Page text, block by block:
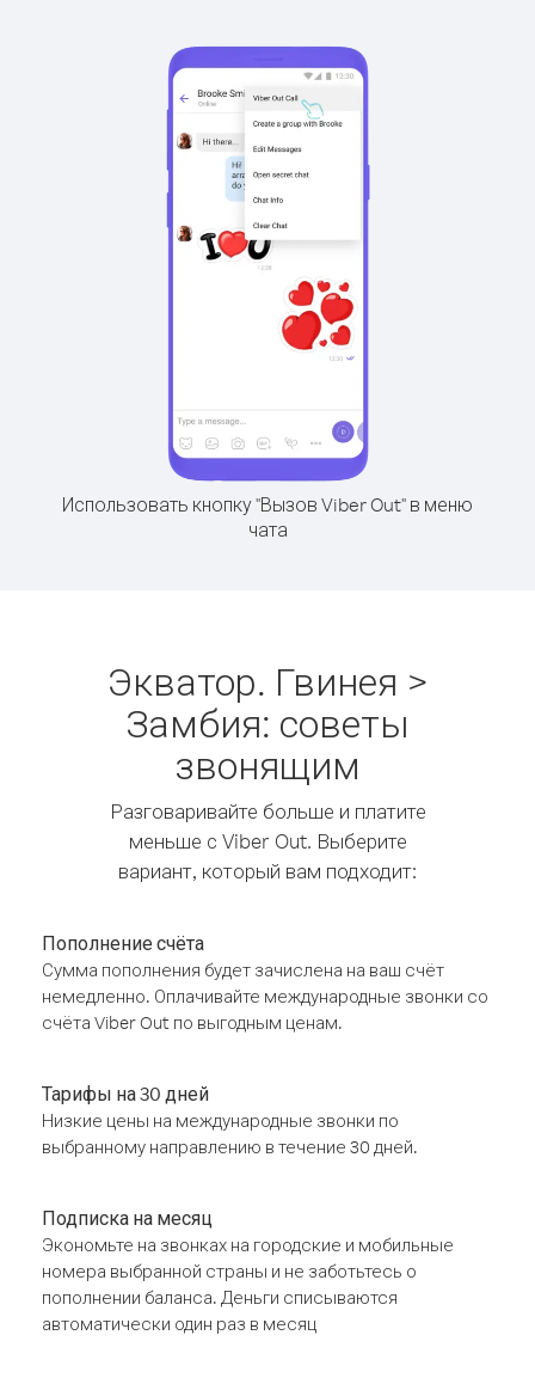
Использовать кнопку "Вызов Viber Out" в меню
чата
Экватор. Гвинея >
Замбия: советы
звонящим
Разговаривайте больше и платите
меньше с Viber Out. Выберите
вариант, который вам подходит:
Пополнение счёта
Сумма пополнения будет зачислена на ваш счёт
немедленно. Оплачивайте международные звонки со
счёта Viber Out по выгодным ценам.
Тарифы на 30 дней
Низкие цены на международные звонки по
выбранному направлению в течение 30 дней.
Подписка на месяц
Экономьте на звонках на городские и мобильные
номера выбранной страны и не заботьтесь о
пополнении баланса. Деньги списываются
автоматически один раз в месяц